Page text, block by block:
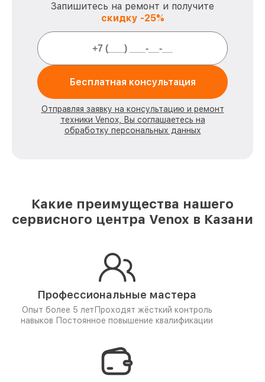
Запишитесь на ремонт и получите
скидку -25%
Бесплатная консультация
Отправляя заявку на консультацию и ремонт
техники Venox, Вы соглашаетесь на
обработку персональных данных
Какие преимущества нашего
сервисного центра Venox в Казани
Профессиональные мастера
Опыт более 5 лет Проходят жёсткий контроль
навыков Постоянное повышение квалификации